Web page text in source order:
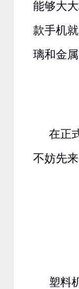
能够大
款手机
璃和金属
在正
不妨先
塑料